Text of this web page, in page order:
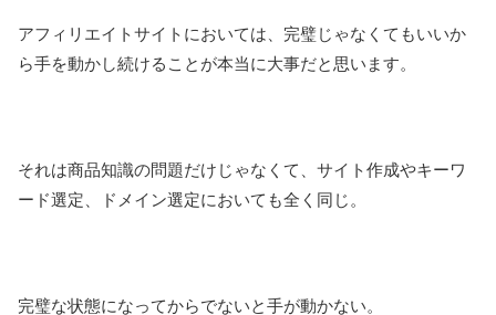
アフィリエイトサイトにおいては、完璧じゃなくてもいいか
ら手を動かし続けることが本当に大事だと思います。
それは商品知識の問題だけじゃなくて、サイト作成やキーワ
ード選定、ドメイン選定においても全く同じ。
完璧な状態になってからでないと手が動かない。